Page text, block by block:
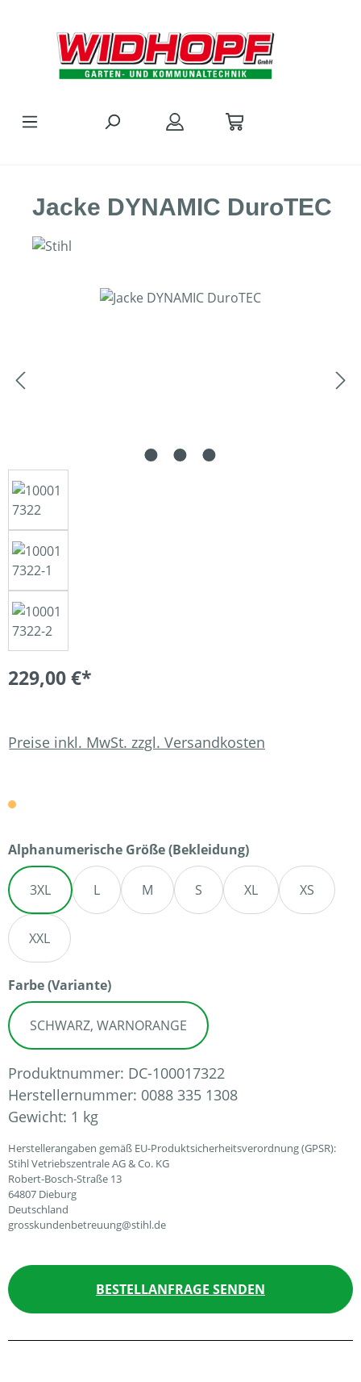
Jacke DYNAMIC DuroTEC
Bildergalerie überspringen
229,00 €*
Preise inkl. MwSt. zzgl. Versandkosten
Alphanumerische Größe (Bekleidung)auswählen
3XL L M S XL XS
XXL
Farbe (Variante)auswählen
SCHWARZ, WARNORANGE
Produktnummer: DC-100017322
Herstellernummer: 0088 335 1308
Gewicht: 1 kg
Herstellerangaben gemäß EU-Produktsicherheitsverordnung (GPSR):
Stihl Vetriebszentrale AG & Co. KG
Robert-Bosch-Straße 13
64807 Dieburg
Deutschland
grosskundenbetreuung@stihl.de
BESTELLANFRAGE SENDEN